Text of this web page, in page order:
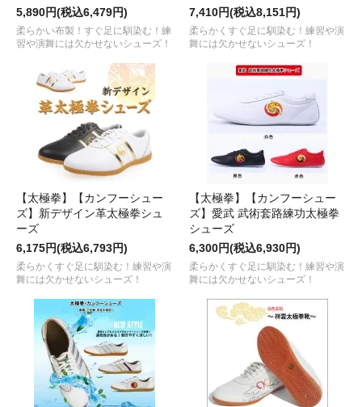
5,890円(税込6,479円)
柔らかい布製！すぐ足に馴染む！練
習や演舞には欠かせないシューズ！
7,410円(税込8,151円)
柔らかくすぐ足に馴染む！練習や演
舞には欠かせないシューズ！
【太極拳】【カンフーシュー
ズ】新デザイン革太極拳シュ
ーズ
6,175円(税込6,793円)
柔らかくすぐ足に馴染む！練習や演
舞には欠かせないシューズ！
【太極拳】【カンフーシュー
ズ】愛武 武術套路練功太極拳
シューズ
6,300円(税込6,930円)
柔らかくすぐ足に馴染む！練習や演
舞には欠かせないシューズ！